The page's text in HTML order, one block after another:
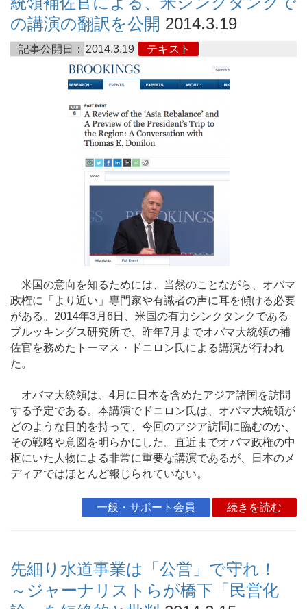
の講演の翻訳を公開 2014.3.19
記事公開日： 2014.3.19 テキスト
米国の意向を知るためには、当然のことながら、オバマ
政権に「より近い」専門家や有識者の声に耳を傾ける必要
がある。2014年3月6日、米国の有力シンクタンクである
ブルッキングス研究所で、昨年7月までオバマ大統領の補
佐官を務めたトーマス・ドニロン氏による講演が行われ
た。
オバマ大統領は、4月に日本を含めたアジア諸国を訪問
する予定である。本講演でドニロン氏は、オバマ大統領が
どのような目的を持って、今回のアジア訪問に臨むのか、
その戦略や意図を明らかにした。直近までオバマ政権の中
枢にいた人物による非常に重要な講演であるが、日本のメ
ディアではほとんど報じられていない。
一般・サポート会員 続きを読む
先細り水道事業は「公営」で守れ！
～ジャーナリストらが橋下「民営化